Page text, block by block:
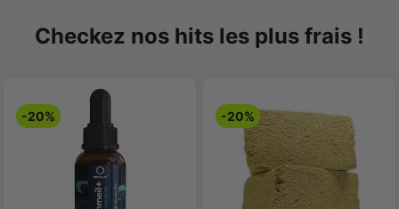
Checkez nos hits les plus frais !
-20% -20%